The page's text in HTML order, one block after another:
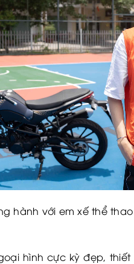
hành với em xế thể
hình cực kỳ đẹp,